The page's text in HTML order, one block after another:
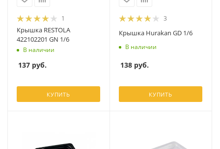
1
Крышка RESTOLA
422102201 GN 1/6
В наличии
137 руб.
КУПИТЬ
3
Крышка Hurakan GD 1/6
В наличии
138 руб.
КУПИТЬ